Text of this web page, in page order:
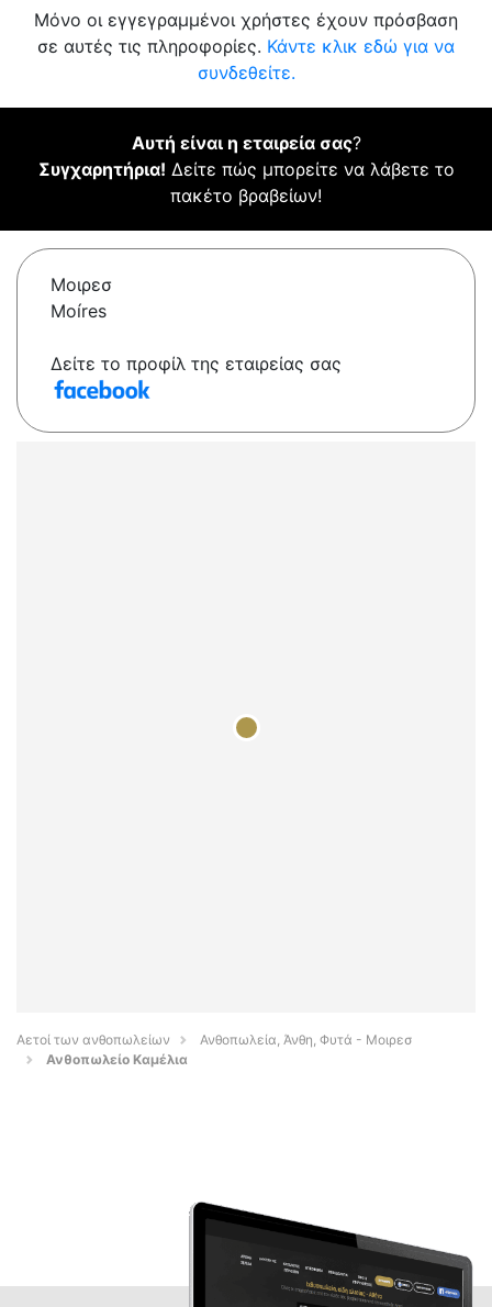
Μόνο οι εγγεγραμμένοι χρήστες έχουν πρόσβαση
σε αυτές τις πληροφορίες. Κάντε κλικ εδώ για να
συνδεθείτε.
Αυτή είναι η εταιρεία σας?
Συγχαρητήρια! Δείτε πώς μπορείτε να λάβετε το
πακέτο βραβείων!
Μοιρεσ
Moíres
Δείτε το προφίλ της εταιρείας σας
Αετοί των ανθοπωλείων
Ανθοπωλεία, Άνθη, Φυτά - Μοιρεσ
Ανθοπωλείο Καμέλια